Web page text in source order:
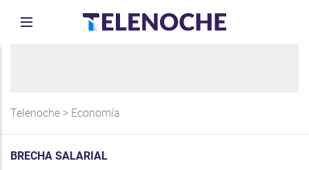
Telenoche > Economía
BRECHA SALARIAL